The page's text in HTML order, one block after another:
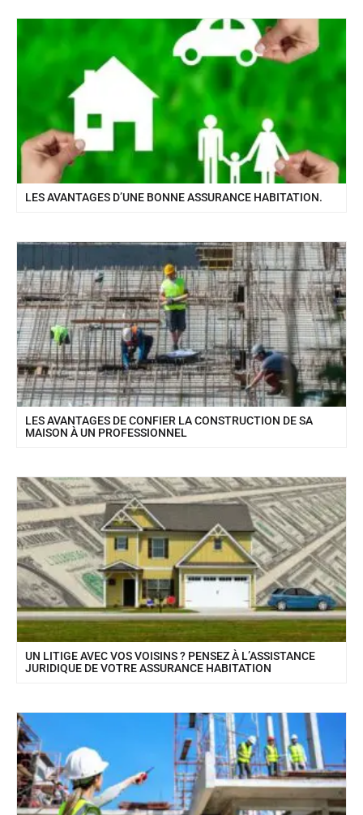
LES AVANTAGES D’UNE BONNE ASSURANCE HABITATION.
LES AVANTAGES DE CONFIER LA CONSTRUCTION DE SA
MAISON À UN PROFESSIONNEL
UN LITIGE AVEC VOS VOISINS ? PENSEZ À L’ASSISTANCE
JURIDIQUE DE VOTRE ASSURANCE HABITATION